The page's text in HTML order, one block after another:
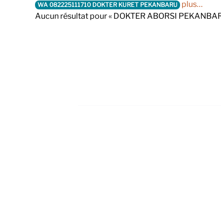
WA 082225111710 DOKTER KURET PEKANBARU
plus…
Aucun résultat pour « DOKTER ABORSI